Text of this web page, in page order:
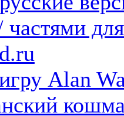
Alan